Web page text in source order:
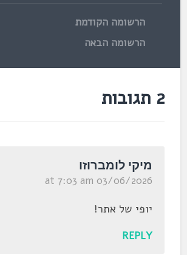
הרשומה הקודמת
הרשומה הבאה
2 תגובות
מיקי לומברוזו
03/06/2026 at 7:03 am
יופי של אתר!
REPLY